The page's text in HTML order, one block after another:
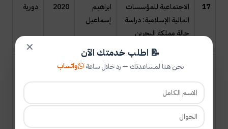
17
الاجتماعية للمؤسسات
المالية الإسلامية: دراسة
حالة مملكة البحرين
ابراهيم
إسماعيل
2020 دورية
18
معايير التقرير المالي
الدولية وتجنب الضريبة
والمسئولية الاجتماعية
ودور المراجع أدلة عملية
من بيئة الأعمال
حسن عرفة
دورية
✕ 📝 اطلب خدمتك الآن
نحن هنا لمساعدتك — رد خلال ساعة واتساب